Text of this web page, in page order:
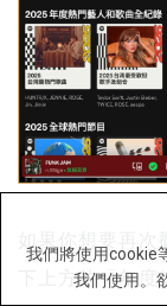
我們將使用cookie
我們使用。
如果你想要再
下上方的「年